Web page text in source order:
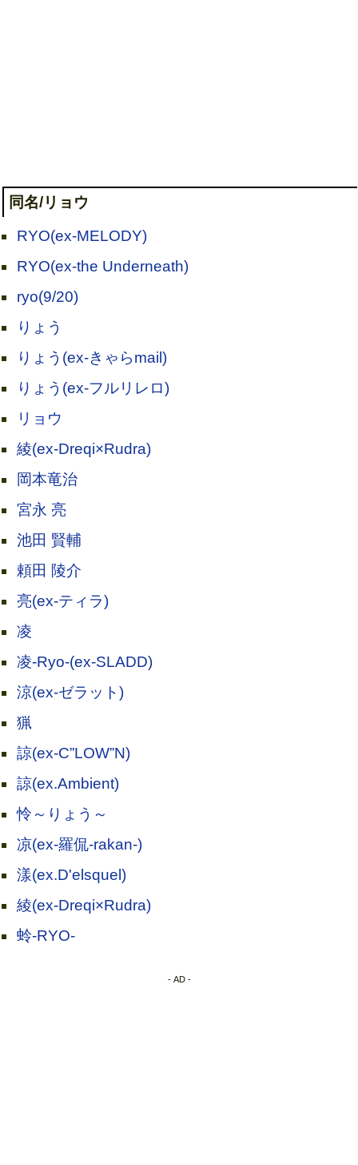
同名/リョウ
RYO(ex-MELODY)
RYO(ex-the Underneath)
ryo(9/20)
りょう
りょう(ex-きゃらmail)
りょう(ex-フルリレロ)
リョウ
綾(ex-Dreqi×Rudra)
岡本竜治
宮永 亮
池田 賢輔
頼田 陵介
亮(ex-ティラ)
凌
凌-Ryo-(ex-SLADD)
涼(ex-ゼラット)
猟
諒(ex-C”LOW”N)
諒(ex.Ambient)
怜～りょう～
凉(ex-羅侃-rakan-)
漾(ex.D'elsquel)
綾(ex-Dreqi×Rudra)
蛉-RYO-
- AD -